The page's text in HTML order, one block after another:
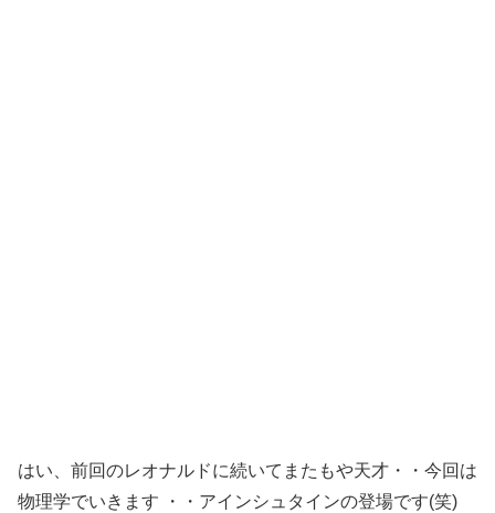
はい、前回のレオナルドに続いてまたもや天才・・今回は
物理学でいきます ・・アインシュタインの登場です(笑)